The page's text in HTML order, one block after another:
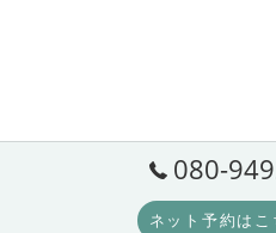
080-
ネット予約は